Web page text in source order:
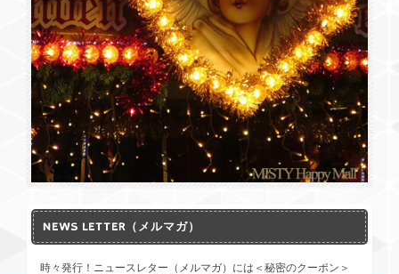
NEWS LETTER（メルマガ）
時々発行！ニュースレター（メルマガ）には＜秘密のクーポン＞